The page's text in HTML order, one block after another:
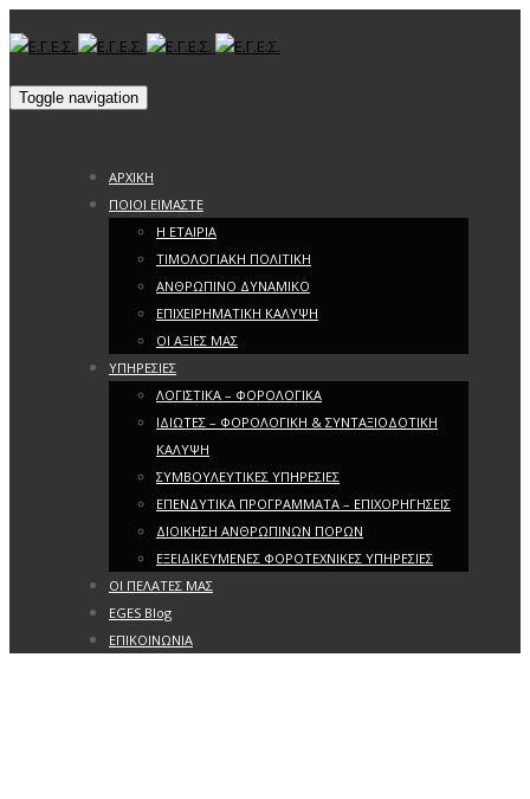
Toggle navigation
ΑΡΧΙΚΗ
ΠΟΙΟΙ ΕΙΜΑΣΤΕ
Η ΕΤΑΙΡΙΑ
ΤΙΜΟΛΟΓΙΑΚΗ ΠΟΛΙΤΙΚΗ
ΑΝΘΡΩΠΙΝΟ ΔΥΝΑΜΙΚΟ
ΕΠΙΧΕΙΡΗΜΑΤΙΚΗ ΚΑΛΥΨΗ
ΟΙ ΑΞΙΕΣ ΜΑΣ
ΥΠΗΡΕΣΙΕΣ
ΛΟΓΙΣΤΙΚΑ – ΦΟΡΟΛΟΓΙΚΑ
ΙΔΙΩΤΕΣ – ΦΟΡΟΛΟΓΙΚΗ & ΣΥΝΤΑΞΙΟΔΟΤΙΚΗ
ΚΑΛΥΨΗ
ΣΥΜΒΟΥΛΕΥΤΙΚΕΣ ΥΠΗΡΕΣΙΕΣ
ΕΠΕΝΔΥΤΙΚΑ ΠΡΟΓΡΑΜΜΑΤΑ – ΕΠΙΧΟΡΗΓΗΣΕΙΣ
ΔΙΟΙΚΗΣΗ ΑΝΘΡΩΠΙΝΩΝ ΠΟΡΩΝ
ΕΞΕΙΔΙΚΕΥΜΕΝΕΣ ΦΟΡΟΤΕΧΝΙΚΕΣ ΥΠΗΡΕΣΙΕΣ
ΟΙ ΠΕΛΑΤΕΣ ΜΑΣ
EGES Blog
ΕΠΙΚΟΙΝΩΝΙΑ